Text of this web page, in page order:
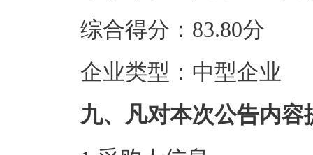
综合得分：83.80分
企业类型：中型企业
九、凡对本次公告内